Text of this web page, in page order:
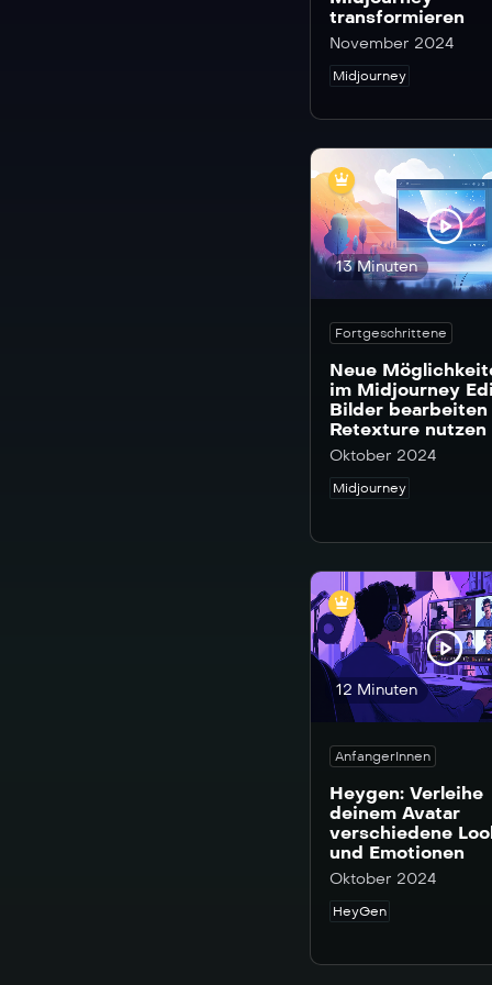
transformieren
November 2024
Midjourney
13 Minuten
Fortgeschrittene
Neue
im Midjourney
Bilder bearbeiten
Retexture nutzen
Oktober 2024
Midjourney
12 Minuten
AnfangerInnen
Heygen: Verleihe
deinem Avatar
verschiedene
und Emotionen
Oktober 2024
HeyGen